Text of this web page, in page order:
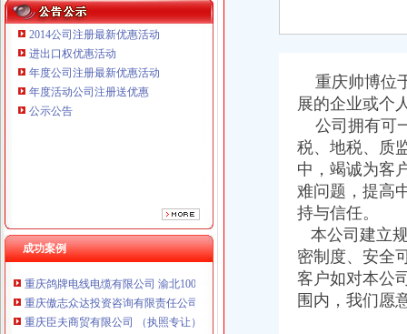
本站导航
2014公司注册最新优惠活动
进出口权优惠活动
年度公司注册最新优惠活动
年度活动公司注册送优惠
公示公告
成功案例
重庆傲志众达投资咨询有限责任公司 渝九1000万 （增资）
重庆臣夫商贸有限公司 （执照专让）
重庆卿倾商贸有限责任公司 渝江100万 （工商注册）
重庆帅博位
展的企业或个
公司拥有可
税、地税、质
中，竭诚为客
难问题，提高
持与信任。
本公司建立
密制度、安全
客户如对本公
围内，我们愿